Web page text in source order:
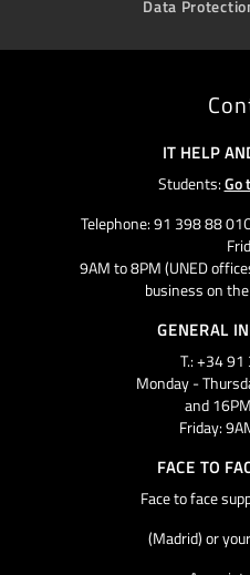
Data
IT HELP
Students:Go
Telephone: 91 398 88
9AM to 8PM (UNED
business on
GENERAL
T.: +34
Monday -
and
Friday:
FACE TO
Face to face
(Madrid) or